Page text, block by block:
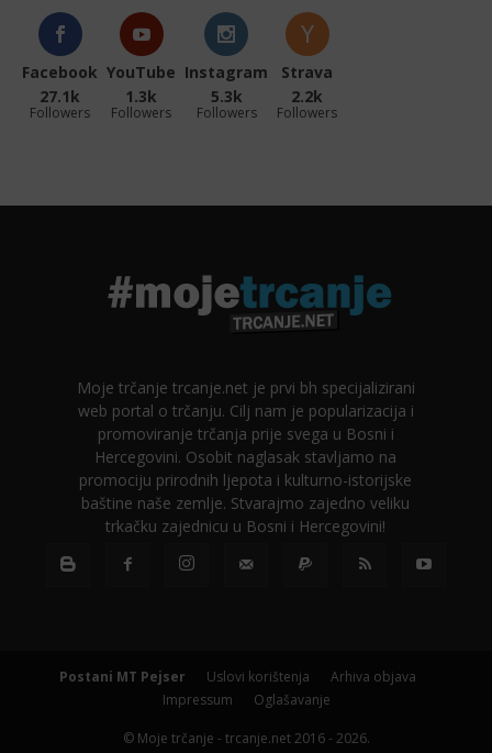
Facebook
27.1k
Followers
YouTube
1.3k
Followers
Instagram
5.3k
Followers
Strava
2.2k
Followers
Moje trčanje trcanje.net je prvi bh specijalizirani
web portal o trčanju. Cilj nam je popularizacija i
promoviranje trčanja prije svega u Bosni i
Hercegovini. Osobit naglasak stavljamo na
promociju prirodnih ljepota i kulturno-istorijske
baštine naše zemlje. Stvarajmo zajedno veliku
trkačku zajednicu u Bosni i Hercegovini!
Postani MT Pejser Uslovi korištenja
Arhiva objava
Impressum
Oglašavanje
© Moje trčanje - trcanje.net 2016 - 2026.